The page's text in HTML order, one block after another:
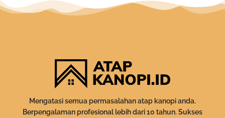
Mengatasi semua permasalahan atap kanopi anda.
Berpengalaman profesional lebih dari 10 tahun. Sukses